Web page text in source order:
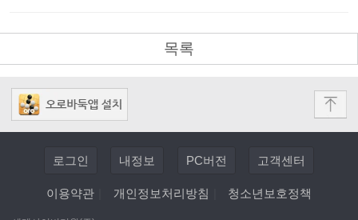
목록
로그인 내정보 PC버전 고객센터
이용약관 개인정보처리방침 청소년보호정책